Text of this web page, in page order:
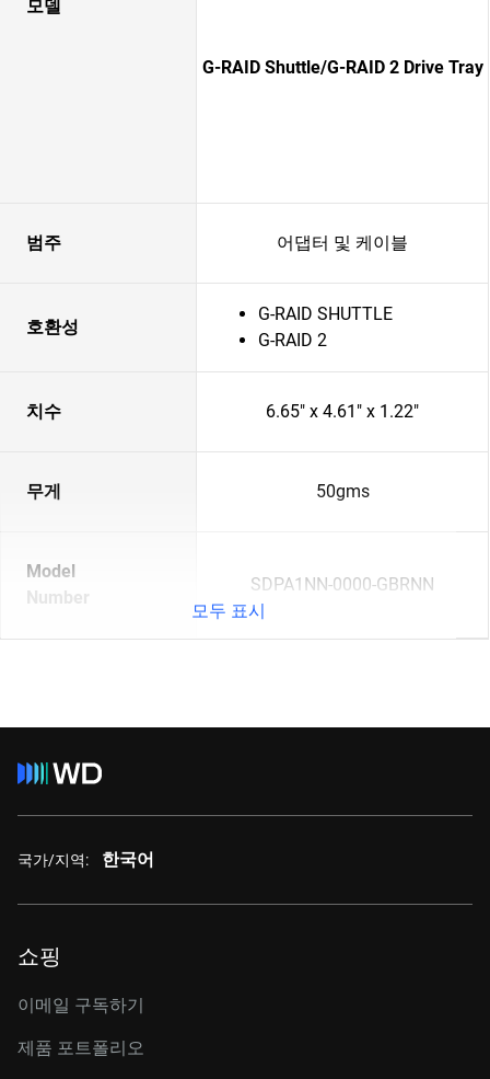
모델
G-RAID Shuttle/G-RAID 2 Drive Tray
범주 어댑터 및 케이블
호환성
G-RAID SHUTTLE
G-RAID 2
치수 6.65" x 4.61" x 1.22"
무게 50gms
Model
Number
SDPA1NN-0000-GBRNN
모두 표시
국가/지역: 한국어
쇼핑
이메일 구독하기
제품 포트폴리오